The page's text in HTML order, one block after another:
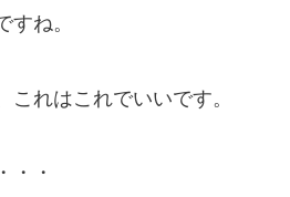
すね。
これはこれでいいです。
・・